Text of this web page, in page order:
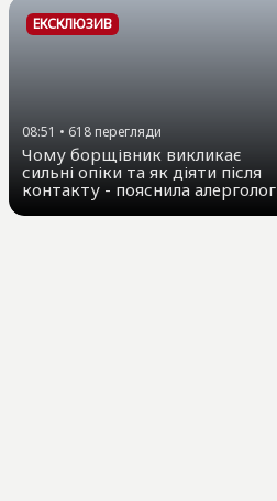
ЕКСКЛЮЗИВ
08:51 • 618 перегляди
Чому борщівник викликає
сильні опіки та як діяти після
контакту - пояснила алерголог